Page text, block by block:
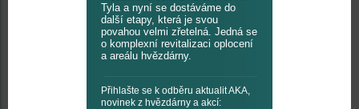
Tyla a nyní se dostáváme do
další etapy, která je svou
povahou velmi zřetelná. Jedná se
o komplexní revitalizaci oplocení
a areálu hvězdárny.
Přihlašte se k odběru aktualit AKA,
novinek z hvězdárny a akcí: